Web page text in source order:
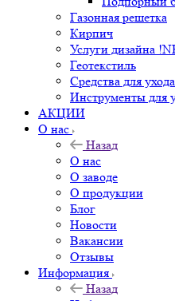
Газонная решетка
Кирпич
Услуги дизайна
Геотекстиль
Средства для
Инструменты для
АКЦИИ
О нас
Назад
О нас
О заводе
О продукции
Блог
Новости
Вакансии
Отзывы
Информация
Назад